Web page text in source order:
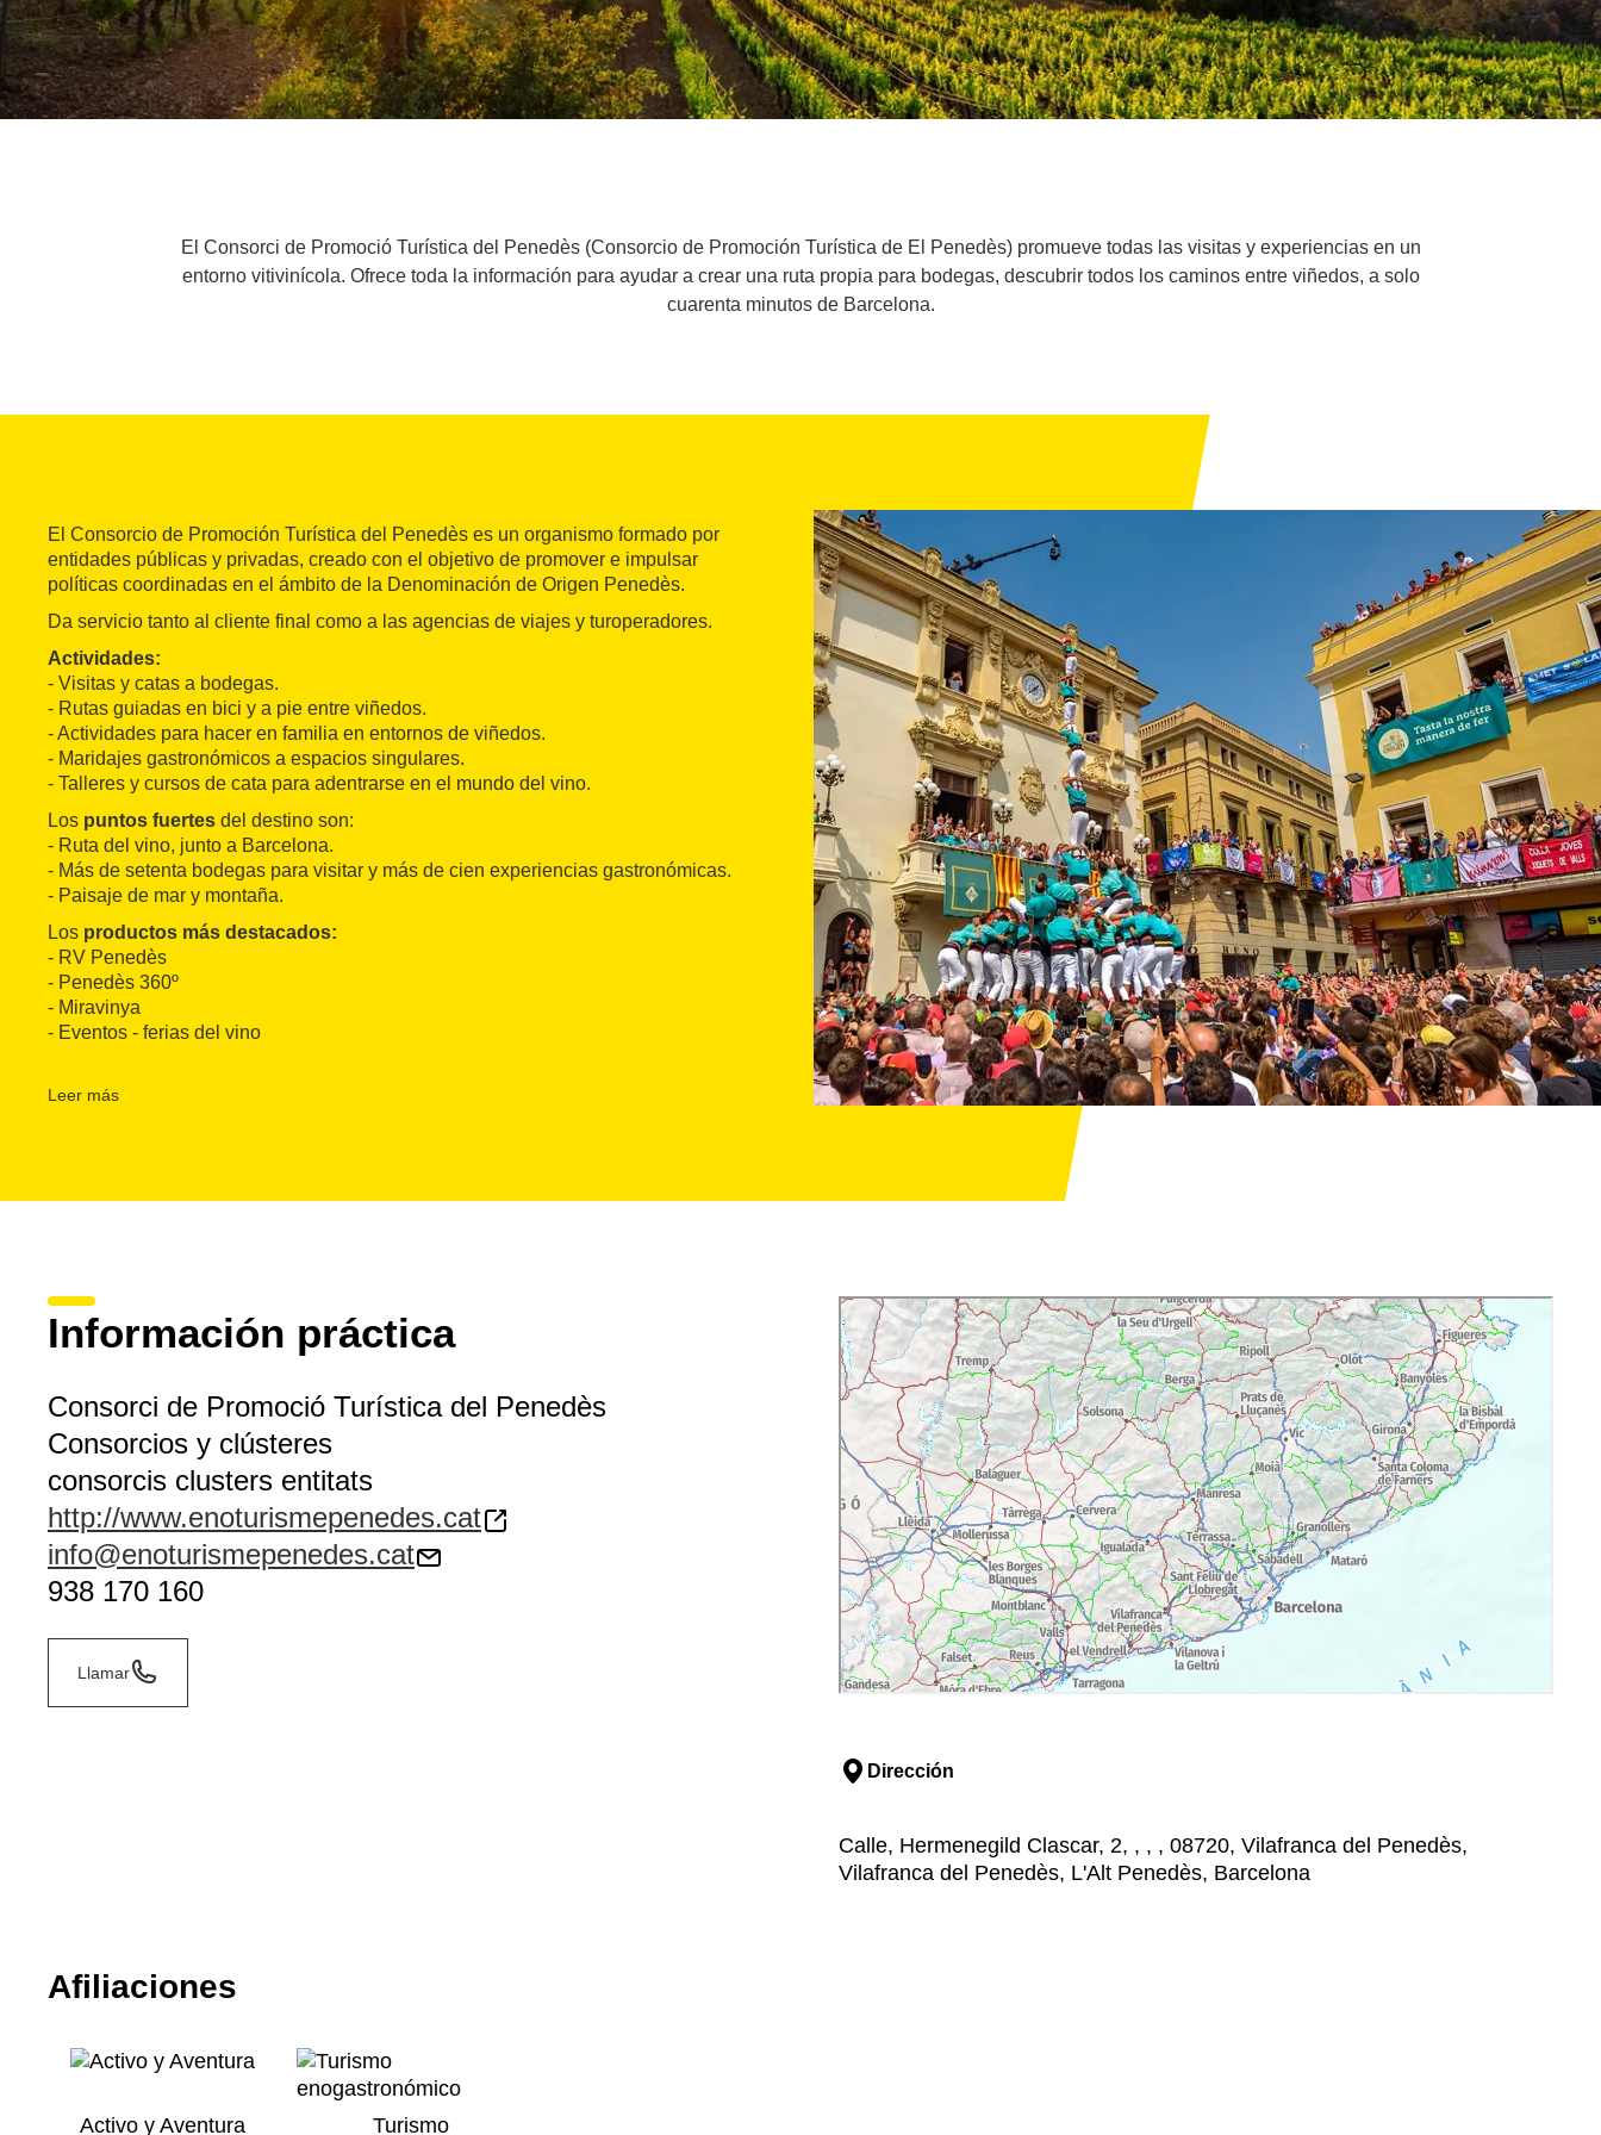
El Consorci de Promoció Turística del Penedès (Consorcio de Promoción Turística de El Penedès) promueve todas las visitas y experiencias en un
entorno vitivinícola. Ofrece toda la información para ayudar a crear una ruta propia para bodegas, descubrir todos los caminos entre viñedos, a solo
cuarenta minutos de Barcelona.
El Consorcio de Promoción Turística del Penedès es un organismo formado por
entidades públicas y privadas, creado con el objetivo de promover e impulsar
políticas coordinadas en el ámbito de la Denominación de Origen Penedès.
Da servicio tanto al cliente final como a las agencias de viajes y turoperadores.
Actividades:
- Visitas y catas a bodegas.
- Rutas guiadas en bici y a pie entre viñedos.
- Actividades para hacer en familia en entornos de viñedos.
- Maridajes gastronómicos a espacios singulares.
- Talleres y cursos de cata para adentrarse en el mundo del vino.
Los puntos fuertes del destino son:
- Ruta del vino, junto a Barcelona.
- Más de setenta bodegas para visitar y más de cien experiencias gastronómicas.
- Paisaje de mar y montaña.
Los productos más destacados:
- RV Penedès
- Penedès 360º
- Miravinya
- Eventos - ferias del vino
- Carretera del Vino
Leer más
Información práctica
Consorci de Promoció Turística del Penedès
Consorcios y clústeres
consorcis clusters entitats
http://www.enoturismepenedes.cat
info@enoturismepenedes.cat
938 170 160
Llamar
Dirección
Calle, Hermenegild Clascar, 2, , , , 08720, Vilafranca del Penedès,
Vilafranca del Penedès, L'Alt Penedès, Barcelona
Afiliaciones
Activo y Aventura Turismo